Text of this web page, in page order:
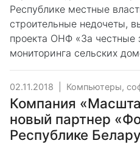
Республике местные
строительные недочеты,
проекта ОНФ «За честные
мониторинга сельских
02.11.2018 Компьютеры,
Компания
новый партнер
Республике